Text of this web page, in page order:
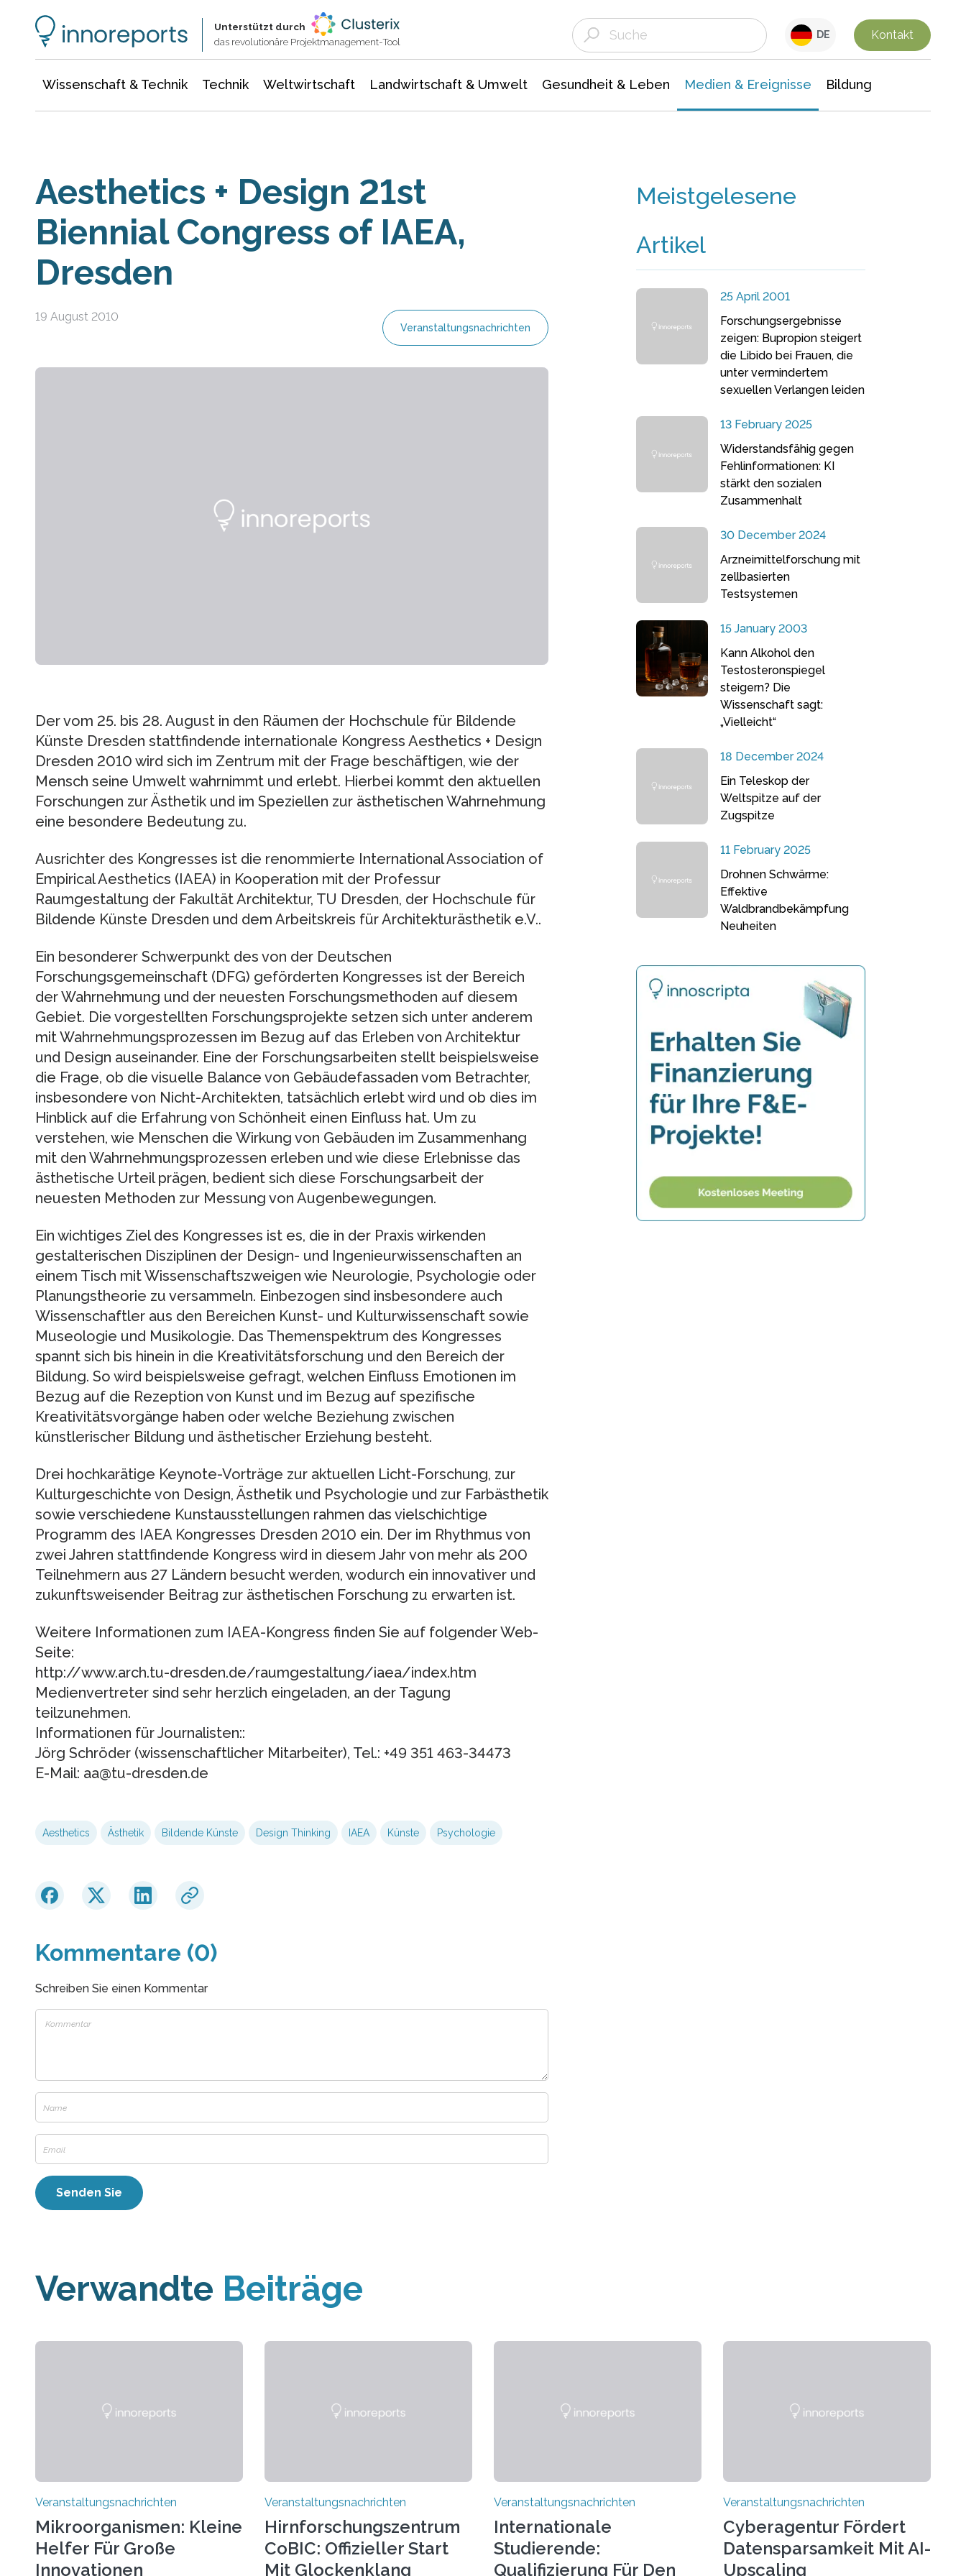
Unterstützt durch
das revolutionäre Projektmanagement-Tool
DE Kontakt
Wissenschaft & Technik Technik Weltwirtschaft Landwirtschaft & Umwelt Gesundheit & Leben Medien & Ereignisse Bildung
Aesthetics + Design 21st
Biennial Congress of IAEA,
Dresden
19 August 2010
Veranstaltungsnachrichten
Der vom 25. bis 28. August in den Räumen der Hochschule für Bildende
Künste Dresden stattfindende internationale Kongress Aesthetics + Design
Dresden 2010 wird sich im Zentrum mit der Frage beschäftigen, wie der
Mensch seine Umwelt wahrnimmt und erlebt. Hierbei kommt den aktuellen
Forschungen zur Ästhetik und im Speziellen zur ästhetischen Wahrnehmung
eine besondere Bedeutung zu.
Ausrichter des Kongresses ist die renommierte International Association of
Empirical Aesthetics (IAEA) in Kooperation mit der Professur
Raumgestaltung der Fakultät Architektur, TU Dresden, der Hochschule für
Bildende Künste Dresden und dem Arbeitskreis für Architekturästhetik e.V..
Ein besonderer Schwerpunkt des von der Deutschen
Forschungsgemeinschaft (DFG) geförderten Kongresses ist der Bereich
der Wahrnehmung und der neuesten Forschungsmethoden auf diesem
Gebiet. Die vorgestellten Forschungsprojekte setzen sich unter anderem
mit Wahrnehmungsprozessen im Bezug auf das Erleben von Architektur
und Design auseinander. Eine der Forschungsarbeiten stellt beispielsweise
die Frage, ob die visuelle Balance von Gebäudefassaden vom Betrachter,
insbesondere von Nicht-Architekten, tatsächlich erlebt wird und ob dies im
Hinblick auf die Erfahrung von Schönheit einen Einfluss hat. Um zu
verstehen, wie Menschen die Wirkung von Gebäuden im Zusammenhang
mit den Wahrnehmungsprozessen erleben und wie diese Erlebnisse das
ästhetische Urteil prägen, bedient sich diese Forschungsarbeit der
neuesten Methoden zur Messung von Augenbewegungen.
Ein wichtiges Ziel des Kongresses ist es, die in der Praxis wirkenden
gestalterischen Disziplinen der Design- und Ingenieurwissenschaften an
einem Tisch mit Wissenschaftszweigen wie Neurologie, Psychologie oder
Planungstheorie zu versammeln. Einbezogen sind insbesondere auch
Wissenschaftler aus den Bereichen Kunst- und Kulturwissenschaft sowie
Museologie und Musikologie. Das Themenspektrum des Kongresses
spannt sich bis hinein in die Kreativitätsforschung und den Bereich der
Bildung. So wird beispielsweise gefragt, welchen Einfluss Emotionen im
Bezug auf die Rezeption von Kunst und im Bezug auf spezifische
Kreativitätsvorgänge haben oder welche Beziehung zwischen
künstlerischer Bildung und ästhetischer Erziehung besteht.
Drei hochkarätige Keynote-Vorträge zur aktuellen Licht-Forschung, zur
Kulturgeschichte von Design, Ästhetik und Psychologie und zur Farbästhetik
sowie verschiedene Kunstausstellungen rahmen das vielschichtige
Programm des IAEA Kongresses Dresden 2010 ein. Der im Rhythmus von
zwei Jahren stattfindende Kongress wird in diesem Jahr von mehr als 200
Teilnehmern aus 27 Ländern besucht werden, wodurch ein innovativer und
zukunftsweisender Beitrag zur ästhetischen Forschung zu erwarten ist.
Weitere Informationen zum IAEA-Kongress finden Sie auf folgender Web-
Seite:
http://www.arch.tu-dresden.de/raumgestaltung/iaea/index.htm
Medienvertreter sind sehr herzlich eingeladen, an der Tagung
teilzunehmen.
Informationen für Journalisten::
Jörg Schröder (wissenschaftlicher Mitarbeiter), Tel.: +49 351 463-34473
E-Mail: aa@tu-dresden.de
Aesthetics Ästhetik Bildende Künste Design Thinking IAEA Künste Psychologie
Kommentare (0)
Schreiben Sie einen Kommentar
Meistgelesene
Artikel
25 April 2001
Forschungsergebnisse
zeigen: Bupropion steigert
die Libido bei Frauen, die
unter vermindertem
sexuellen Verlangen leiden
13 February 2025
Widerstandsfähig gegen
Fehlinformationen: KI
stärkt den sozialen
Zusammenhalt
30 December 2024
Arzneimittelforschung mit
zellbasierten
Testsystemen
15 January 2003
Kann Alkohol den
Testosteronspiegel
steigern? Die
Wissenschaft sagt:
„Vielleicht“
18 December 2024
Ein Teleskop der
Weltspitze auf der
Zugspitze
11 February 2025
Drohnen Schwärme:
Effektive
Waldbrandbekämpfung
Neuheiten
Verwandte Beiträge
Veranstaltungsnachrichten
Mikroorganismen: Kleine
Helfer Für Große
Innovationen
Veranstaltungsnachrichten
Hirnforschungszentrum
CoBIC: Offizieller Start
Mit Glockenklang
Veranstaltungsnachrichten
Internationale
Studierende:
Qualifizierung Für Den
Veranstaltungsnachrichten
Cyberagentur Fördert
Datensparsamkeit Mit AI-
Upscaling